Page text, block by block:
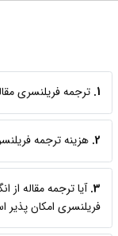
1. ترجمه فریلنسری
2. هزینه ترجمه
3. آیا ترجمه مقاله
فریلنسری امکان پذیر